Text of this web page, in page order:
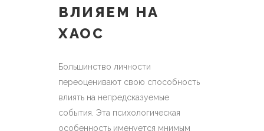
ВЛИЯЕМ НА
ХАОС
Большинство личности
переоценивают свою способность
влиять на непредсказуемые
события. Эта психологическая
особенность именуется мнимым